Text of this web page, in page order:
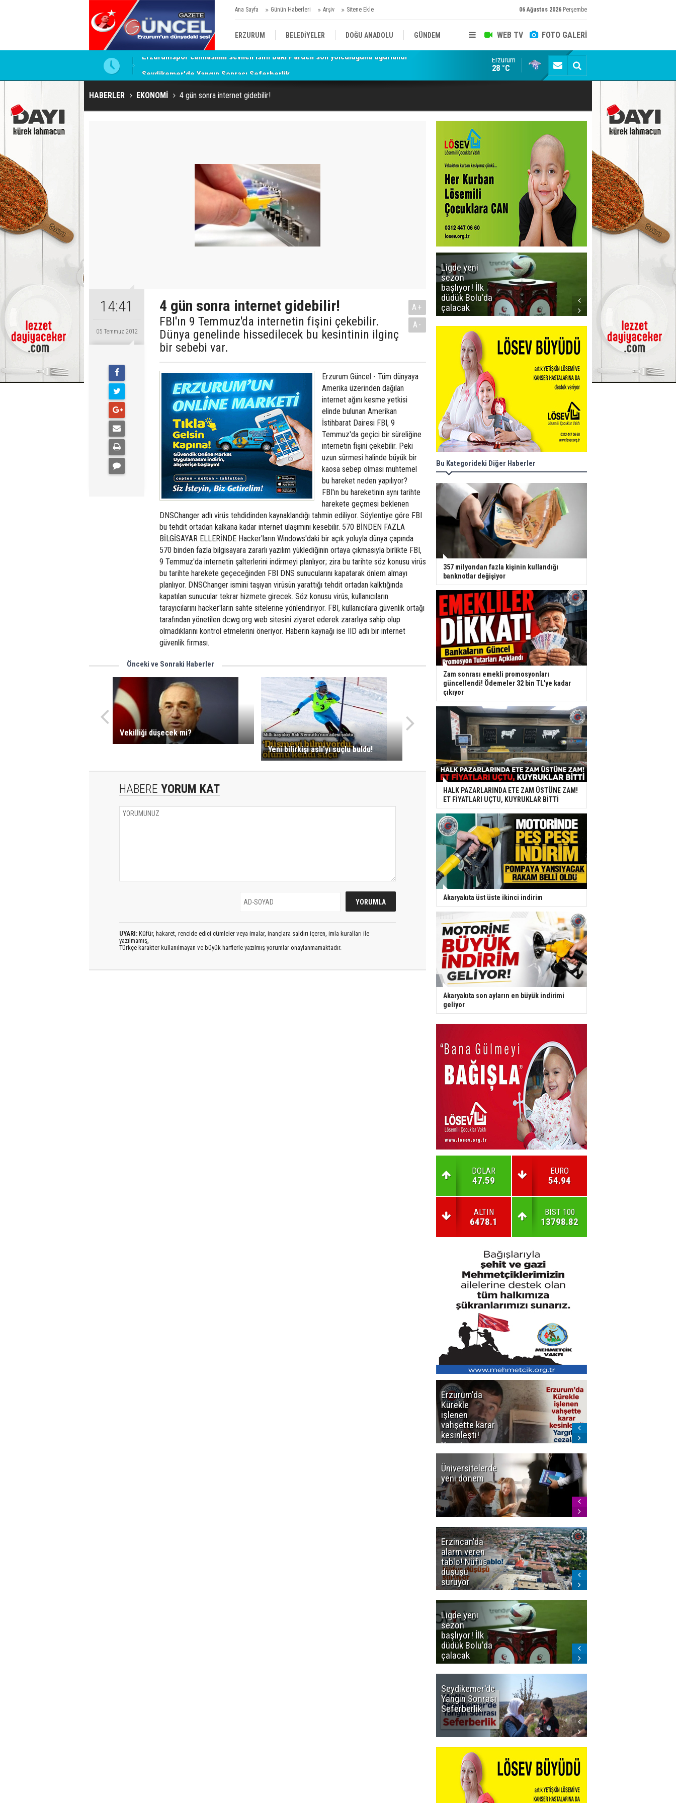
Ana Sayfa Günün Haberleri Arşiv Sitene Ekle 06 Ağustos 2026 Perşembe
WEB TV FOTO GALERİ
ERZURUM BELEDİYELER DOĞU ANADOLU GÜNDEM
KÜLTÜR/SANAT//MAĞAZİN
Ertuğrul Özkök "Cumhurbaşkanına hakaret"
Erzurum
28 °C
HABERLER EKONOMİ 4 gün sonra internet gidebilir!
14:41
05 Temmuz 2012
4 gün sonra internet gidebilir!
FBI'ın 9 Temmuz'da internetin fişini çekebilir.
Dünya genelinde hissedilecek bu kesintinin ilginç
bir sebebi var.
A+
A-
Erzurum Güncel - Tüm dünyaya
Amerika üzerinden dağılan
internet ağını kesme yetkisi
elinde bulunan Amerikan
İstihbarat Dairesi FBI, 9
Temmuz'da geçici bir süreliğine
internetin fişini çekebilir. Peki
uzun sürmesi halinde büyük bir
kaosa sebep olması muhtemel
bu hareket neden yapılıyor?
FBI'ın bu hareketinin aynı tarihte
harekete geçmesi beklenen
DNSChanger adlı virüs tehdidinden kaynaklandığı tahmin ediliyor. Söylentiye göre FBI
bu tehdit ortadan kalkana kadar internet ulaşımını kesebilir. 570 BİNDEN FAZLA
BİLGİSAYAR ELLERİNDE Hacker'ların Windows'daki bir açık yoluyla dünya çapında
570 binden fazla bilgisayara zararlı yazılım yüklediğinin ortaya çıkmasıyla birlikte FBI,
9 Temmuz'da internetin şalterlerini indirmeyi planlıyor; zira bu tarihte söz konusu virüs
bu tarihte harekete geçeceğinden FBI DNS sunucularını kapatarak önlem almayı
planlıyor. DNSChanger ismini taşıyan virüsün yarattığı tehdit ortadan kalktığında
kapatılan sunucular tekrar hizmete girecek. Söz konusu virüs, kullanıcıların
tarayıcılarını hacker'ların sahte sitelerine yönlendiriyor. FBI, kullanıcılara güvenlik ortağı
tarafından yönetilen dcwg.org web sitesini ziyaret ederek zararlıya sahip olup
olmadıklarını kontrol etmelerini öneriyor. Haberin kaynağı ise IID adlı bir internet
güvenlik firması.
Önceki ve Sonraki Haberler
Vekilliği düşecek mi?
Yeni bilirkişi aslı'yı suçlu buldu!
HABERE YORUM KAT
UYARI: Küfür, hakaret, rencide edici cümleler veya imalar, inançlara saldırı içeren, imla kuralları ile
yazılmamış,
Türkçe karakter kullanılmayan ve büyük harflerle yazılmış yorumlar onaylanmamaktadır.
Ligde yeni
sezon
başlıyor! İlk
düdük Bolu'da
çalacak
Bu Kategorideki Diğer Haberler
357 milyondan fazla kişinin kullandığı
banknotlar değişiyor
Zam sonrası emekli promosyonları
güncellendi! Ödemeler 32 bin TL'ye kadar
çıkıyor
HALK PAZARLARINDA ETE ZAM ÜSTÜNE ZAM!
ET FİYATLARI UÇTU, KUYRUKLAR BİTTİ
Akaryakıta üst üste ikinci indirim
Akaryakıta son ayların en büyük indirimi
geliyor
DOLAR
47.59
EURO
54.94
ALTIN
6478.1
BIST 100
13798.82
Erzurum'da
Kürekle
işlenen
vahşette karar
kesinleşti!
Yargıtay
cezaları onadı
Üniversitelerde
yeni dönem
Erzincan'da
alarm veren
tablo! Nüfus
düşüşü
sürüyor
Ligde yeni
sezon
başlıyor! İlk
düdük Bolu'da
çalacak
Seydikemer'de
Yangın Sonrası
Seferberlik